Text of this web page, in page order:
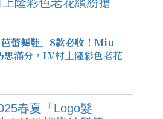
蕾舞鞋」8款必收！Miu
滿分，LV村上隆彩色老花